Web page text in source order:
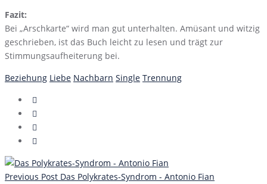
Fazit:
Bei „Arschkarte“ wird man gut unterhalten. Amüsant und witzig
geschrieben, ist das Buch leicht zu lesen und trägt zur
Stimmungsaufheiterung bei.
Beziehung Liebe Nachbarn Single Trennung
Previous Post Das Polykrates-Syndrom - Antonio Fian